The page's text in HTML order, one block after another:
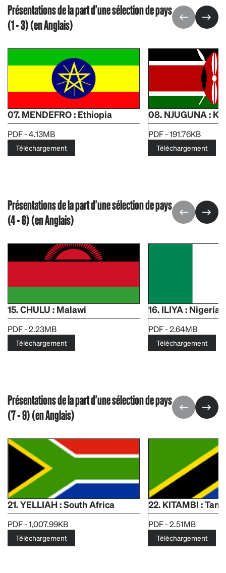
Présentations de la part d'une sélection de pays
(1 - 3) (en Anglais)
07. MENDEFRO : Ethiopia
PDF - 4.13MB
Téléchargement
08. NJUGUNA :
PDF - 191.76KB
Téléchargement
Présentations de la part d'une sélection de pays
(4 - 6) (en Anglais)
15. CHULU : Malawi
PDF - 2.23MB
Téléchargement
16. ILIYA : Nigeria
PDF - 2.64MB
Téléchargement
Présentations de la part d'une sélection de pays
(7 - 9) (en Anglais)
21. YELLIAH : South Africa
PDF - 1,007.99KB
Téléchargement
22. KITAMBI :
PDF - 2.51MB
Téléchargement